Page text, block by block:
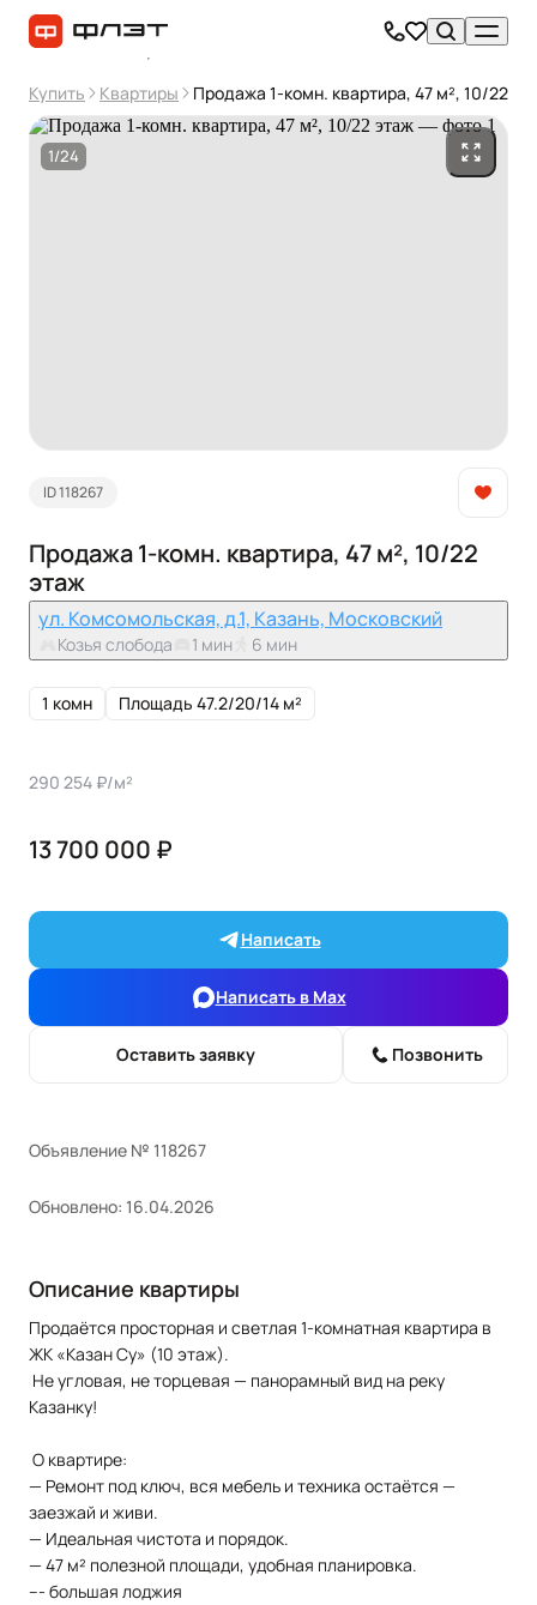
Купить Квартиры Продажа 1-комн. квартира, 47 м², 10/22
1/24
ID 118267
Продажа 1-комн. квартира, 47 м², 10/22
этаж
ул. Комсомольская, д.1, Казань, Московский
Козья слобода 1 мин 6 мин
1 комн Площадь 47.2/20/14 м²
290 254 ₽/м²
13 700 000 ₽
Написать
Написать в Max
Оставить заявку Позвонить
Объявление № 118267
Обновлено: 16.04.2026
Описание квартиры
Продаётся просторная и светлая 1-комнатная квартира в
ЖК «Казан Су» (10 этаж).
Не угловая, не торцевая — панорамный вид на реку
Казанку!
О квартире:
— Ремонт под ключ, вся мебель и техника остаётся —
заезжай и живи.
— Идеальная чистота и порядок.
— 47 м² полезной площади, удобная планировка.
--- большая лоджия